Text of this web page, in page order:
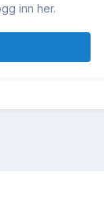
inn her.